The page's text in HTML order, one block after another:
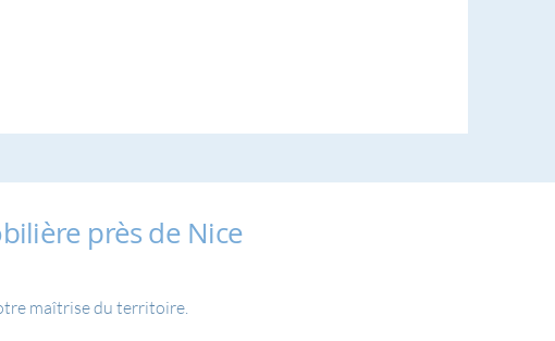
près de Nice
maîtrise du territoire.